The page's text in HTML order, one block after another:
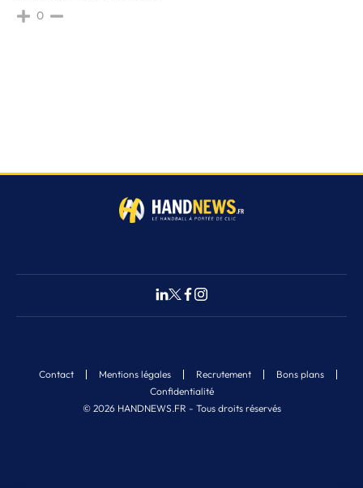
0
© 2026 HANDNEWS.FR - Tous droits réservés
Contact Mentions légales Recrutement
Bons plans
Confidentialité